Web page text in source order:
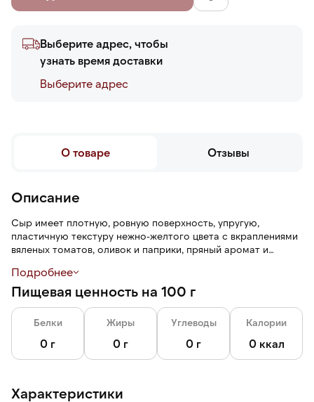
Выберите адрес, чтобы
узнать время доставки
Выберите адреc
О товаре Отзывы
Описание
Сыр имеет плотную, ровную поверхность, упругую,
пластичную текстуру нежно-желтого цвета с вкраплениями
вяленых томатов, оливок и паприки, пряный аромат и
пикантностью.
Подробнее
Пищевая ценность на 100 г
Белки
0 г
Жиры
0 г
Углеводы
0 г
Калории
0 ккал
Характеристики